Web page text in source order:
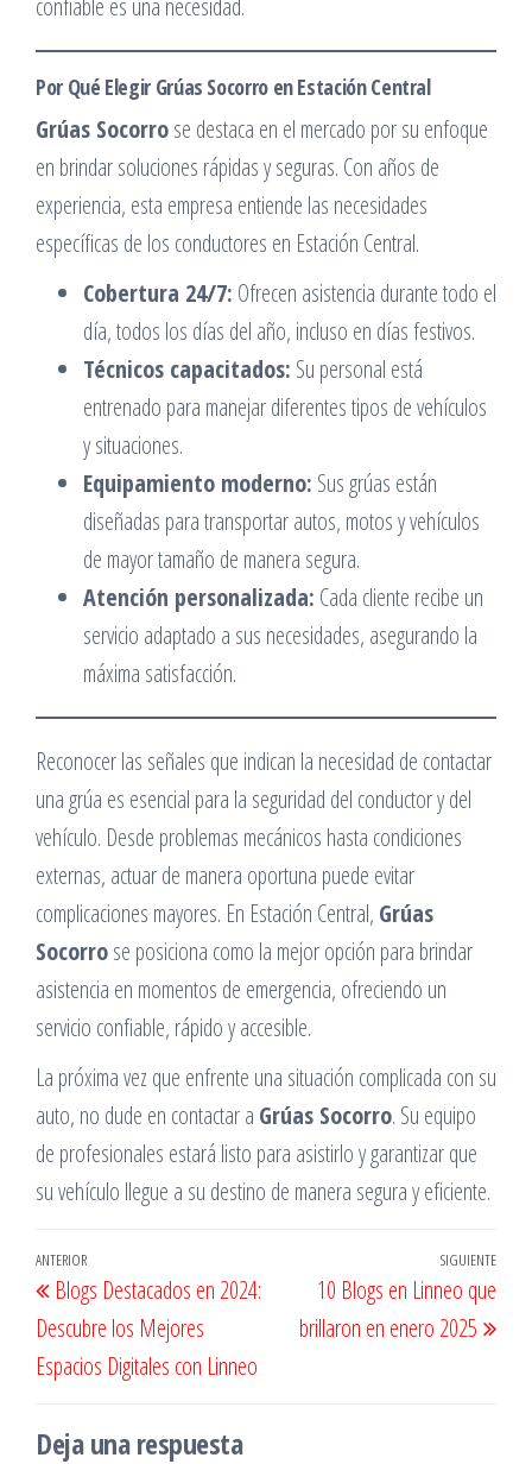
confiable es una necesidad.
Por Qué Elegir Grúas Socorro en Estación Central
Grúas Socorrose destaca en el mercado por su enfoque
en brindar soluciones rápidas y seguras. Con años de
experiencia, esta empresa entiende las necesidades
específicas de los conductores en Estación Central.
Cobertura 24/7: Ofrecen asistencia durante todo el
día, todos los días del año, incluso en días festivos.
Técnicos capacitados: Su personal está
entrenado para manejar diferentes tipos de vehículos
y situaciones.
Equipamiento moderno: Sus grúas están
diseñadas para transportar autos, motos y vehículos
de mayor tamaño de manera segura.
Atención personalizada: Cada cliente recibe un
servicio adaptado a sus necesidades, asegurando la
máxima satisfacción.
Reconocer las señales que indican la necesidad de contactar
una grúa es esencial para la seguridad del conductor y del
vehículo. Desde problemas mecánicos hasta condiciones
externas, actuar de manera oportuna puede evitar
complicaciones mayores. En Estación Central, Grúas
Socorrose posiciona como la mejor opción para brindar
asistencia en momentos de emergencia, ofreciendo un
servicio confiable, rápido y accesible.
La próxima vez que enfrente una situación complicada con su
auto, no dude en contactar a Grúas Socorro. Su equipo
de profesionales estará listo para asistirlo y garantizar que
su vehículo llegue a su destino de manera segura y eficiente.
Navegación
de
entradas
Entrada
anterior
ANTERIOR
Blogs Destacados en 2024:
Descubre los Mejores
Espacios Digitales con Linneo
SIGUIENTE
10 Blogs en Linneo que
brillaron en enero 2025
Deja una respuesta